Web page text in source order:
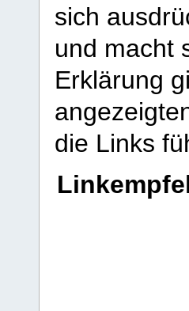
sich
und macht
Erklärung
die Links